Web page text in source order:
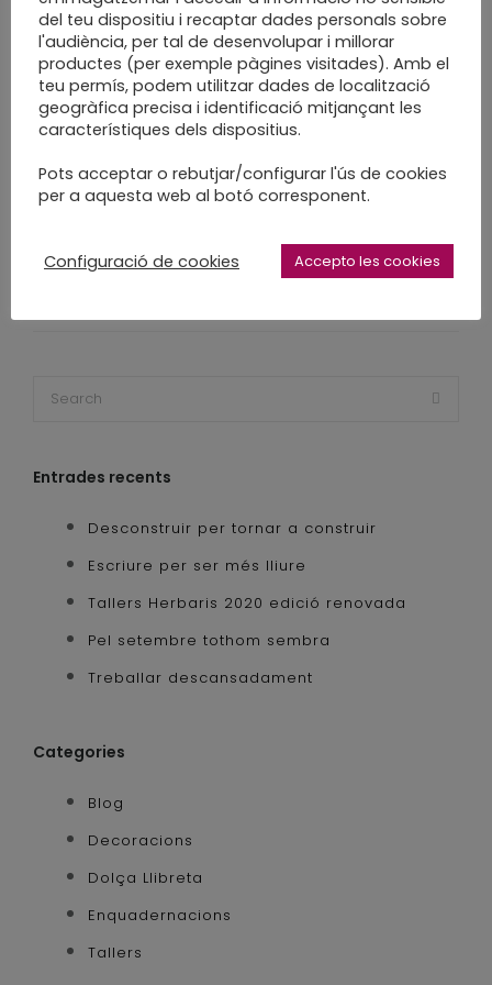
enquadernació artesanal
enquadernació creativa
enquadernació personalitzada
enquadernacio sabadell
fet a mà
fet a mida
fet a poc a poc
llibreta
llibreta diubuix
llibretes
notebook
quadern de dibuix
reliure
slowmade
urban sketching
Entrades recents
Desconstruir per tornar a construir
Escriure per ser més lliure
Tallers Herbaris 2020 edició renovada
Pel setembre tothom sembra
Treballar descansadament
Categories
Blog
Decoracions
Dolça Llibreta
Enquadernacions
Tallers
del teu dispositiu i recaptar dades personals sobre
l'audiència, per tal de desenvolupar i millorar
productes (per exemple pàgines visitades). Amb el
teu permís, podem utilitzar dades de localització
geogràfica precisa i identificació mitjançant les
característiques dels dispositius.
Pots acceptar o rebutjar/configurar l'ús de cookies
per a aquesta web al botó corresponent.
Configuració de cookies Accepto les cookies